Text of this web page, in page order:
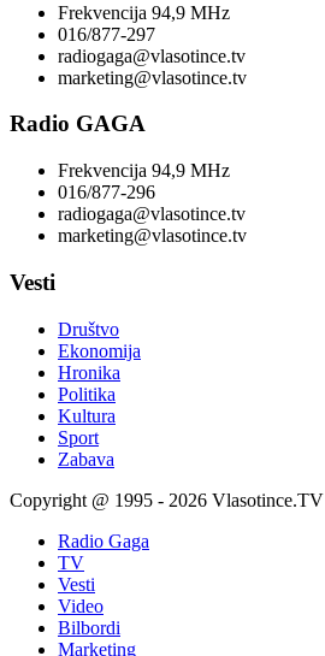
Frekvencija 94,9 MHz
016/877-297
radiogaga@vlasotince.tv
marketing@vlasotince.tv
Radio GAGA
Frekvencija 94,9 MHz
016/877-296
radiogaga@vlasotince.tv
marketing@vlasotince.tv
Vesti
Društvo
Ekonomija
Hronika
Politika
Kultura
Sport
Zabava
Copyright @ 1995 - 2026 Vlasotince.TV
Radio Gaga
TV
Vesti
Video
Bilbordi
Marketing